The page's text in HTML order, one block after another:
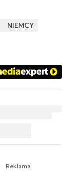
NIEMCY
Reklama